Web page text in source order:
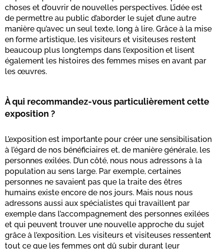
choses et d’ouvrir de nouvelles perspectives. L’idée est
de permettre au public d’aborder le sujet d’une autre
manière qu’avec un seul texte, long à lire. Grâce à la mise
en forme artistique, les visiteurs et visiteuses restent
beaucoup plus longtemps dans l’exposition et lisent
également les histoires des femmes mises en avant par
les œuvres.
À qui recommandez-vous particulièrement cette
exposition ?
L’exposition est importante pour créer une sensibilisation
à l’égard de nos bénéficiaires et, de manière générale, les
personnes exilées. D’un côté, nous nous adressons à la
population au sens large. Par exemple, certaines
personnes ne savaient pas que la traite des êtres
humains existe encore de nos jours. Mais nous nous
adressons aussi aux spécialistes qui travaillent par
exemple dans l’accompagnement des personnes exilées
et qui peuvent trouver une nouvelle approche du sujet
grâce à l’exposition. Les visiteurs et visiteuses ressentent
tout ce que les femmes ont dû subir durant leur